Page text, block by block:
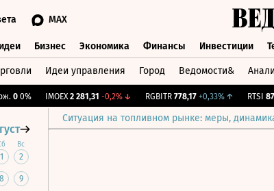
MAX
Бизнес Экономика Финансы Инвестиции
Идеи управления Город Ведомости&
0 0% IMOEX 2 281,31 -0,2%↓ RGBITR 778,17 +0,33%↑ RTSI
Ситуация на топливном рынке: меры,
Вс
1 2
8 9